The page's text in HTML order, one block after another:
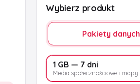
Wybierz produkt
Pakiety danych
1 GB — 7 dni
Media społecznościowe i mapy